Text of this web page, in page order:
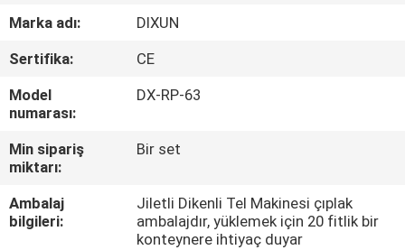
SG
GÖSTERISI
HAKKIMIZDA
FABRIKA
TURU
Marka adı:
DIXUN
Sertifika:
CE
Model
numarası:
DX-RP-63
Min sipariş
miktarı:
Bir set
Ambalaj
bilgileri:
Jiletli Dikenli Tel Makinesi çıplak
ambalajdır, yüklemek için 20 fitlik bir
konteynere ihtiyaç duyar